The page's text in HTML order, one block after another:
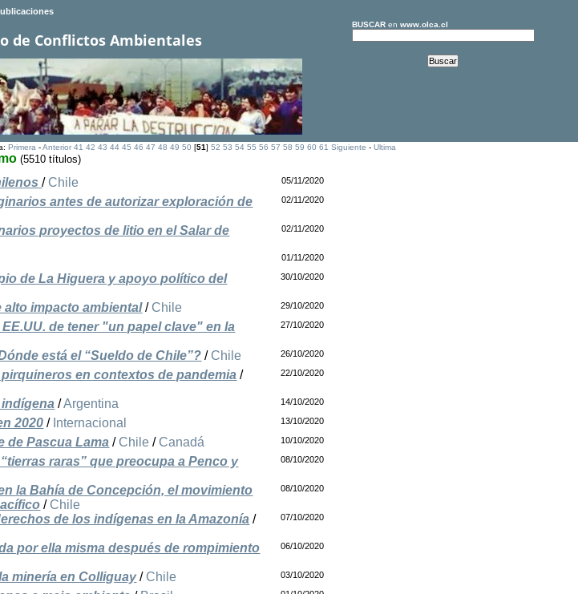
de Conflictos Ambientales
BUSCARen www.olca.cl
Primera-Anterior 41 42 43 44 45 46 47 48 49 50 [51] 52 53 54 55 56 57 58 59 60 61 Siguiente - Ultima
(5510 títulos)
/ Chile 05/11/2020
antes de autorizar exploración de
02/11/2020
proyectos de litio en el Salar de
02/11/2020
01/11/2020
de La Higuera y apoyo político del
30/10/2020
alto impacto ambiental/ Chile 29/10/2020
de tener "un papel clave" en la
27/10/2020
está el “Sueldo de Chile”? / Chile 26/10/2020
en contextos de pandemia /
22/10/2020
/Argentina 14/10/2020
2020 / Internacional 13/10/2020
de Pascua Lama / Chile / Canadá 10/10/2020
raras” que preocupa a Penco y
08/10/2020
la Bahía de Concepción, el movimiento
/ Chile
08/10/2020
de los indígenas en la Amazonía /
07/10/2020
por ella misma después de rompimiento
06/10/2020
minería en Colliguay/ Chile 03/10/2020